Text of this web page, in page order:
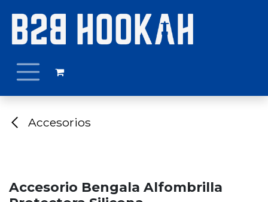
Accesorios
Accesorio Bengala Alfombrilla